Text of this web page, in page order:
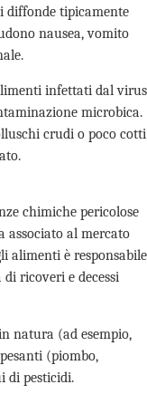
diffonde tipicamente
nausea, vomito
infettati dal virus
microbica.
crudi o poco cotti
chimiche pericolose
associato al mercato
alimenti è responsabile
ricoveri e decessi
natura (ad esempio,
(piombo,
di pesticidi.